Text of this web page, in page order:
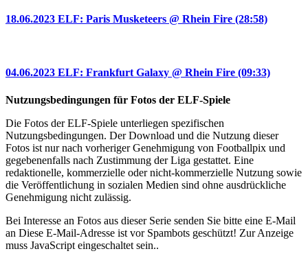
18.06.2023 ELF: Paris Musketeers @ Rhein Fire (28:58)
04.06.2023 ELF: Frankfurt Galaxy @ Rhein Fire (09:33)
Nutzungsbedingungen für Fotos der ELF-Spiele
Die Fotos der ELF-Spiele unterliegen spezifischen
Nutzungsbedingungen. Der Download und die Nutzung dieser
Fotos ist nur nach vorheriger Genehmigung von Footballpix und
gegebenenfalls nach Zustimmung der Liga gestattet. Eine
redaktionelle, kommerzielle oder nicht-kommerzielle Nutzung sowie
die Veröffentlichung in sozialen Medien sind ohne ausdrückliche
Genehmigung nicht zulässig.
Bei Interesse an Fotos aus dieser Serie senden Sie bitte eine E-Mail
an Diese E-Mail-Adresse ist vor Spambots geschützt! Zur Anzeige
muss JavaScript eingeschaltet sein..